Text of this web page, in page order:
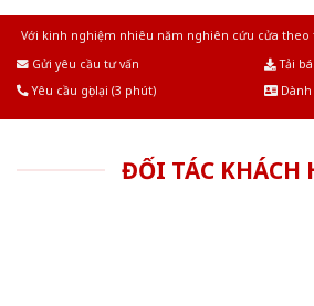
Với kinh nghiệm nhiêu năm nghiên cứu cửa theo
Gửi yêu cầu tư vấn
Tải
Yêu cầu gọi lại (3 phút)
ĐỐI TÁC KHÁCH